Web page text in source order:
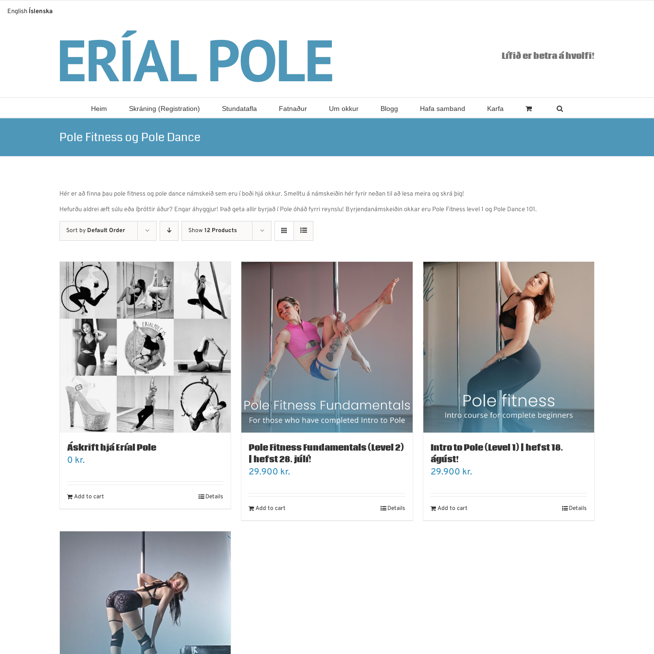
Lífið er betra á hvolfi!
Heim Skráning (Registration) Stundatafla Fatnaður Um okkur Blogg Hafa samband Karfa
Pole Fitness og Pole Dance
Hér er að finna þau pole fitness og pole dance námskeið sem eru í boði hjá okkur. Smelltu á námskeiðin hér fyrir neðan til að lesa meira og skrá þig!
Hefurðu aldrei æft súlu eða íþróttir áður? Engar áhyggjur! Það geta allir byrjað í Pole óháð fyrri reynslu! Byrjendanámskeiðin okkar eru Pole Fitness level 1 og Pole Dance 101.
Sort by Default Order Show 12 Products
Áskrift hjá Eríal Pole
0 kr.
Add to cart Details
Pole Fitness Fundamentals (Level 2)
| hefst 28. júlí!
29.900 kr.
Add to cart Details
Intro to Pole (Level 1) | hefst 18.
ágúst!
29.900 kr.
Add to cart Details
English Íslenska